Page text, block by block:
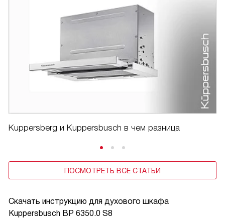
Скачать инструкцию для духового шкафа
Kuppersbusch BP 6350.0 S8
Kuppersberg и Kuppersbusch в чем разница
ПОСМОТРЕТЬ ВСЕ СТАТЬИ